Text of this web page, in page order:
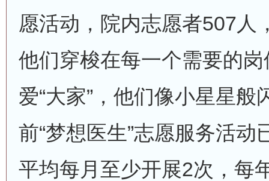
愿活动，院内志愿者507人
他们穿梭在每一个需要的
爱“大家”，他们像小星星般
前“梦想医生”志愿服务活动
平均每月至少开展2次，每